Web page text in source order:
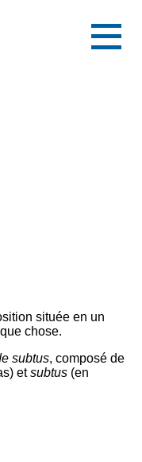
située en un
chose.
subtus, composé de
etsubtus (en